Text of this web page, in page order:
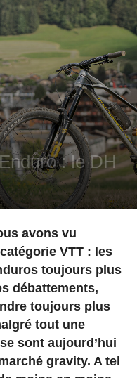
: le DH
avons vu
VTT : les
toujours plus
débattements,
toujours plus
tout une
sont aujourd’hui
gravity. A tel